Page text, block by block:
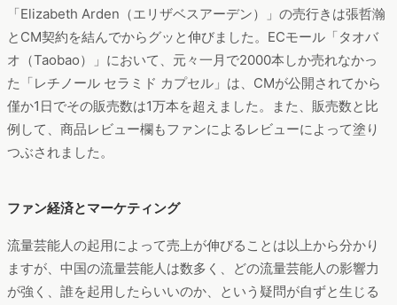
「Elizabeth Arden（エリザベスアーデン）」の売行きは張哲瀚
とCM契約を結んでからグッと伸びました。ECモール「タオバ
オ（Taobao）」において、元々一月で2000本しか売れなかっ
た「レチノール セラミド カプセル」は、CMが公開されてから
僅か1日でその販売数は1万本を超えました。また、販売数と比
例して、商品レビュー欄もファンによるレビューによって塗り
つぶされました。
ファン経済とマーケティング
流量芸能人の起用によって売上が伸びることは以上から分かり
ますが、中国の流量芸能人は数多く、どの流量芸能人の影響力
が強く、誰を起用したらいいのか、という疑問が自ずと生じる